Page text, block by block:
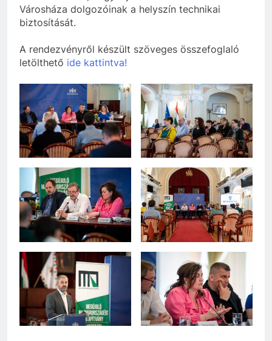
Városháza dolgozóinak a helyszín technikai
biztosítását.
A rendezvényről készült szöveges összefoglaló
letölthető ide kattintva!